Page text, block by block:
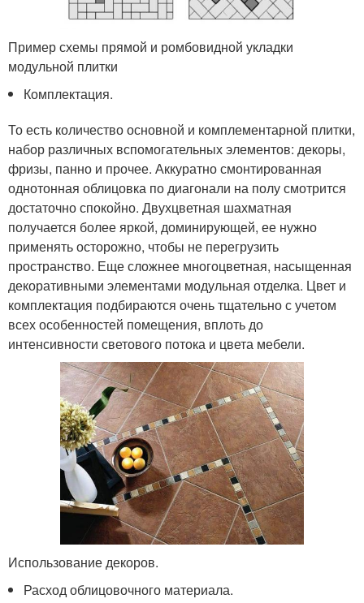
Пример схемы прямой и ромбовидной укладки
модульной плитки
Комплектация.
То есть количество основной и комплементарной плитки,
набор различных вспомогательных элементов: декоры,
фризы, панно и прочее. Аккуратно смонтированная
однотонная облицовка по диагонали на полу смотрится
достаточно спокойно. Двухцветная шахматная
получается более яркой, доминирующей, ее нужно
применять осторожно, чтобы не перегрузить
пространство. Еще сложнее многоцветная, насыщенная
декоративными элементами модульная отделка. Цвет и
комплектация подбираются очень тщательно с учетом
всех особенностей помещения, вплоть до
интенсивности светового потока и цвета мебели.
Использование декоров.
Расход облицовочного материала.